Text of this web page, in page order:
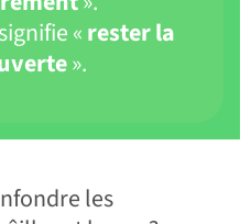
«rester la
».
les